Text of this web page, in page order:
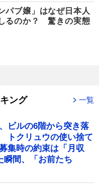
パブ嬢」はなぜ日本人
るのか？ 驚きの実態
ング 一覧
ビルの6階から突き落
クリュウの使い捨て
集時の約束は「月収
瞬間、「お前たち